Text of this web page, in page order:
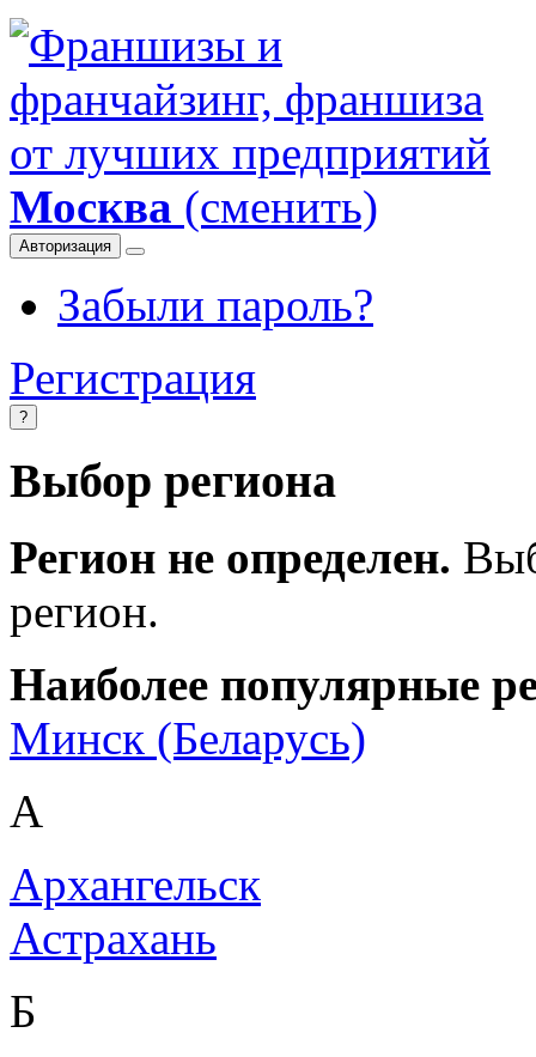
Москва (сменить)
Авторизация
Забыли пароль?
Регистрация
?
Выбор региона
Регион не определен.
регион.
Наиболее популярные
Минск (Беларусь)
А
Архангельск
Астрахань
Б